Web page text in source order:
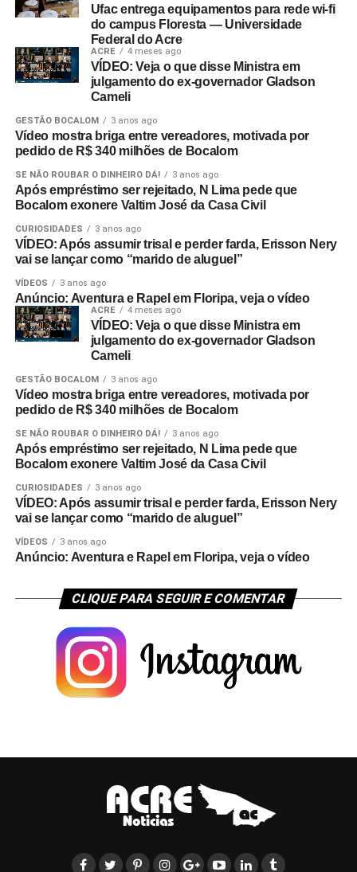
Ufac entrega equipamentos para rede wi-fi
do campus Floresta — Universidade
Federal do Acre
ACRE 4 meses ago
VÍDEO: Veja o que disse Ministra em
julgamento do ex-governador Gladson
Cameli
GESTÃO BOCALOM 3 anos ago
Vídeo mostra briga entre vereadores, motivada por
pedido de R$ 340 milhões de Bocalom
SE NÃO ROUBAR O DINHEIRO DÁ! 3 anos ago
Após empréstimo ser rejeitado, N Lima pede que
Bocalom exonere Valtim José da Casa Civil
CURIOSIDADES 3 anos ago
VÍDEO: Após assumir trisal e perder farda, Erisson Nery
vai se lançar como “marido de aluguel”
VÍDEOS 3 anos ago
Anúncio: Aventura e Rapel em Floripa, veja o vídeo
ACRE 4 meses ago
VÍDEO: Veja o que disse Ministra em
julgamento do ex-governador Gladson
Cameli
GESTÃO BOCALOM 3 anos ago
Vídeo mostra briga entre vereadores, motivada por
pedido de R$ 340 milhões de Bocalom
SE NÃO ROUBAR O DINHEIRO DÁ! 3 anos ago
Após empréstimo ser rejeitado, N Lima pede que
Bocalom exonere Valtim José da Casa Civil
CURIOSIDADES 3 anos ago
VÍDEO: Após assumir trisal e perder farda, Erisson Nery
vai se lançar como “marido de aluguel”
VÍDEOS 3 anos ago
Anúncio: Aventura e Rapel em Floripa, veja o vídeo
CLIQUE PARA SEGUIR E COMENTAR